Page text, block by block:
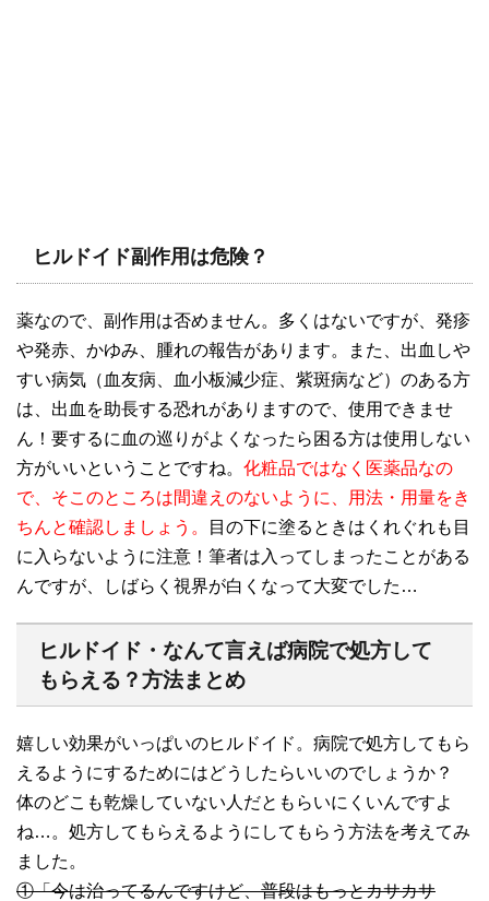
ヒルドイド副作用は危険？
薬なので、副作用は否めません。多くはないですが、発疹
や発赤、かゆみ、腫れの報告があります。また、出血しや
すい病気（血友病、血小板減少症、紫斑病など）のある方
は、出血を助長する恐れがありますので、使用できませ
ん！要するに血の巡りがよくなったら困る方は使用しない
方がいいということですね。 化粧品ではなく医薬品なの
で、そこのところは間違えのないように、用法・用量をき
ちんと確認しましょう。
目の下に塗るときはくれぐれも目
に入らないように注意！筆者は入ってしまったことがある
んですが、しばらく視界が白くなって大変でした…
ヒルドイド・なんて言えば病院で処方して
もらえる？方法まとめ
嬉しい効果がいっぱいのヒルドイド。病院で処方してもら
えるようにするためにはどうしたらいいのでしょうか？
体のどこも乾燥していない人だともらいにくいんですよ
ね…。処方してもらえるようにしてもらう方法を考えてみ
ました。
①「今は治ってるんですけど、普段はもっとカサカサ